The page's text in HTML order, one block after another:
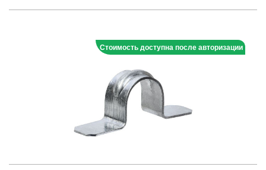
Стоимость доступна после авторизации